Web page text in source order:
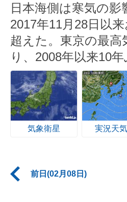
日本海側は寒気の
2017年11月28日以
超えた。東京の最高
り、2008年以来10年
気象衛星 実況天
前日(02月08日)